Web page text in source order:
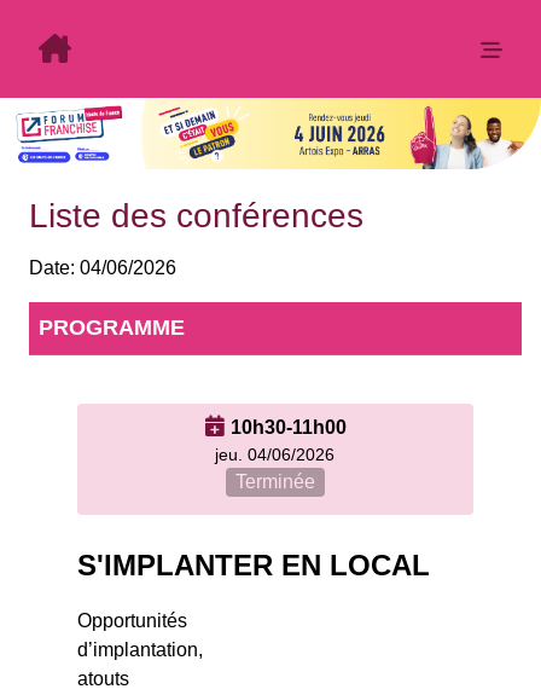
Liste des conférences
Date: 04/06/2026
PROGRAMME
10h30-11h00
jeu. 04/06/2026
Terminée
S'IMPLANTER EN LOCAL
Opportunités
d’implantation,
atouts